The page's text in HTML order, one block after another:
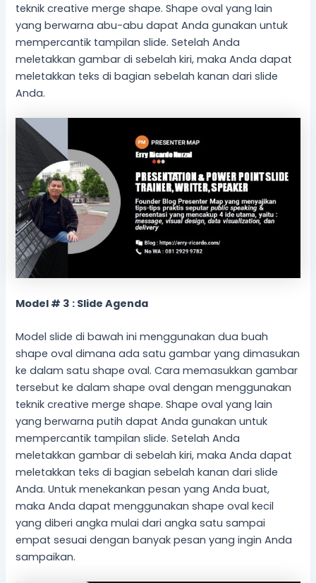
teknik creative merge shape. Shape oval yang lain
yang berwarna abu-abu dapat Anda gunakan untuk
mempercantik tampilan slide. Setelah Anda
meletakkan gambar di sebelah kiri, maka Anda dapat
meletakkan teks di bagian sebelah kanan dari slide
Anda.
Model # 3 : Slide Agenda
Model slide di bawah ini menggunakan dua buah
shape oval dimana ada satu gambar yang dimasukan
ke dalam satu shape oval. Cara memasukkan gambar
tersebut ke dalam shape oval dengan menggunakan
teknik creative merge shape. Shape oval yang lain
yang berwarna putih dapat Anda gunakan untuk
mempercantik tampilan slide. Setelah Anda
meletakkan gambar di sebelah kiri, maka Anda dapat
meletakkan teks di bagian sebelah kanan dari slide
Anda. Untuk menekankan pesan yang Anda buat,
maka Anda dapat menggunakan shape oval kecil
yang diberi angka mulai dari angka satu sampai
empat sesuai dengan banyak pesan yang ingin Anda
sampaikan.